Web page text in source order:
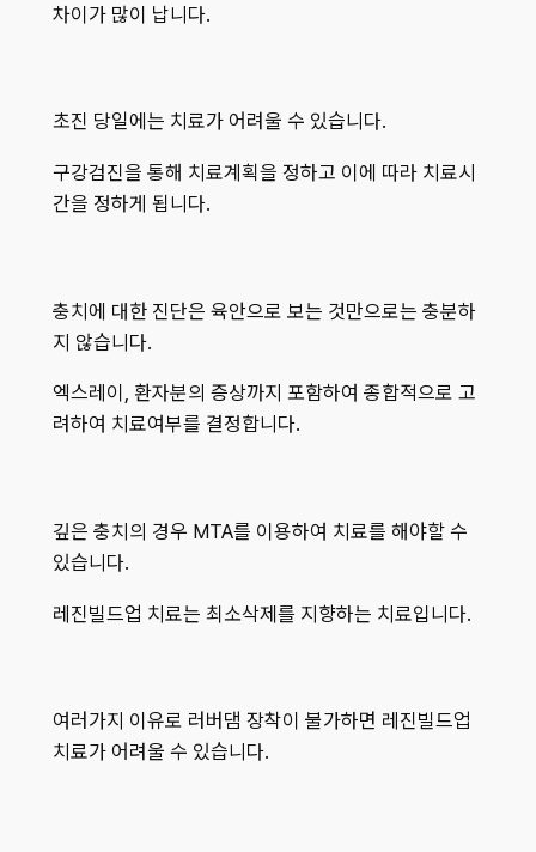
차이가 많이 납니다.
초진 당일에는 치료가 어려울 수 있습니다.
구강검진을 통해 치료계획을 정하고 이에 따라 치료시
간을 정하게 됩니다.
충치에 대한 진단은 육안으로 보는 것만으로는 충분하
지 않습니다.
엑스레이, 환자분의 증상까지 포함하여 종합적으로 고
려하여 치료여부를 결정합니다.
깊은 충치의 경우 MTA를 이용하여 치료를 해야할 수
있습니다.
레진빌드업 치료는 최소삭제를 지향하는 치료입니다.
여러가지 이유로 러버댐 장착이 불가하면 레진빌드업
치료가 어려울 수 있습니다.